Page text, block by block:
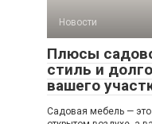
Новости
Плюсы
стиль и
вашего
Садовая мебель — это